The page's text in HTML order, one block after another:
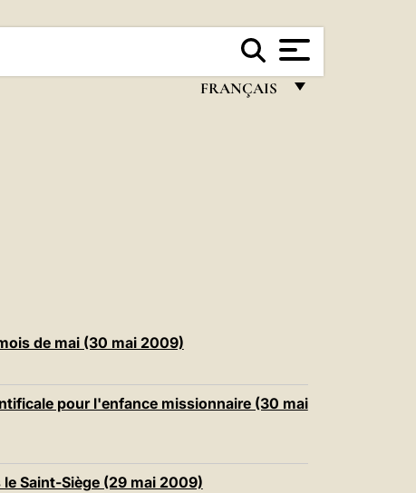
FRANÇAIS
中文
de mai (30 mai 2009)
pour l'enfance missionnaire (30 mai
Saint-Siège (29 mai 2009)